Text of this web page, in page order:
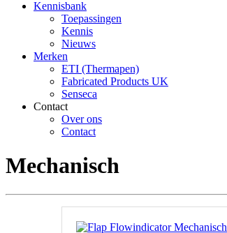
Kennisbank
Toepassingen
Kennis
Nieuws
Merken
ETI (Thermapen)
Fabricated Products UK
Senseca
Contact
Over ons
Contact
Mechanisch